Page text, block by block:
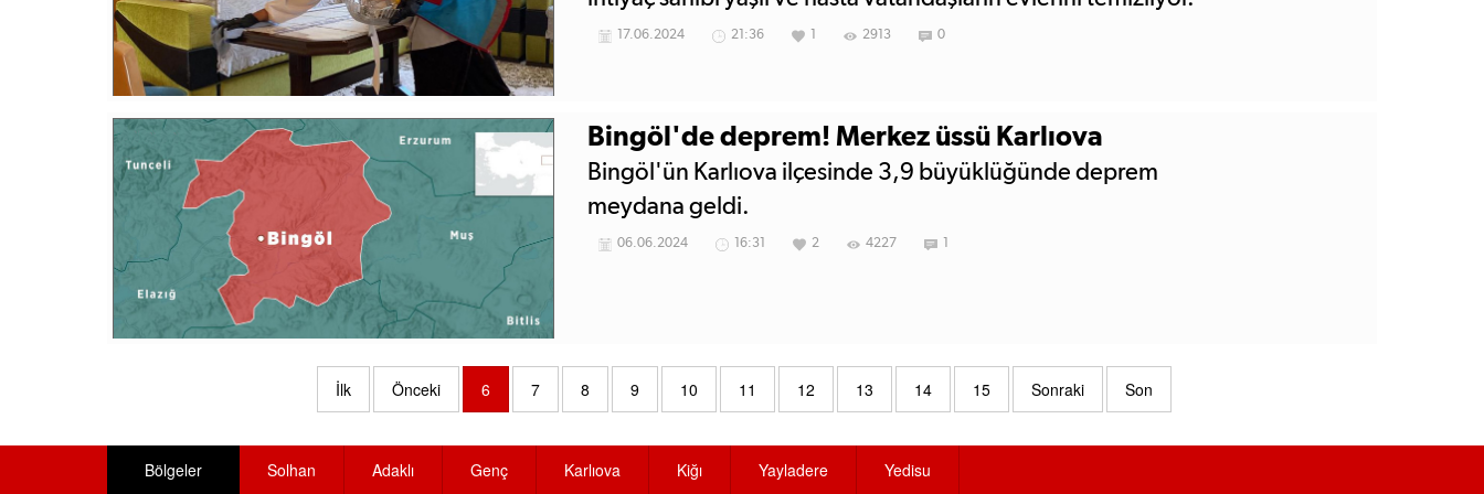
17.06.2024 21:36 2913 0
Bingöl'de deprem! Merkez üssü Karlıova
Bingöl'ün Karlıova ilçesinde 3,9 büyüklüğünde deprem
meydana geldi.
06.06.2024 16:31 2 4227
İlk Önceki 6 7 8 9 10 11 12 13 14 15 Sonraki Son
Bölgeler Solhan Adaklı Genç Karlıova Kiğı Yayladere Yedisu